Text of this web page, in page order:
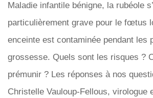
Maladie infantile bénigne, la rubéole
particulièrement grave pour le fœtus
enceinte est contaminée pendant les
grossesse. Quels sont les risques ?
prémunir ? Les réponses à nos
Christelle Vauloup-Fellous, virologue